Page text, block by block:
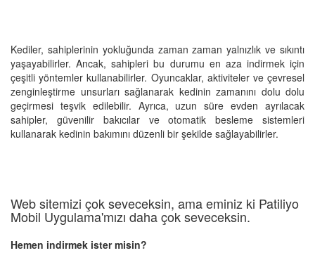
Kediler, sahiplerinin yokluğunda zaman zaman yalnızlık ve sıkıntı
yaşayabilirler. Ancak, sahipleri bu durumu en aza indirmek için
çeşitli yöntemler kullanabilirler. Oyuncaklar, aktiviteler ve çevresel
zenginleştirme unsurları sağlanarak kedinin zamanını dolu dolu
geçirmesi teşvik edilebilir. Ayrıca, uzun süre evden ayrılacak
sahipler, güvenilir bakıcılar ve otomatik besleme sistemleri
kullanarak kedinin bakımını düzenli bir şekilde sağlayabilirler.
Web sitemizi çok seveceksin, ama eminiz ki Patiliyo
Mobil Uygulama'mızı daha çok seveceksin.
Hemen indirmek ister misin?